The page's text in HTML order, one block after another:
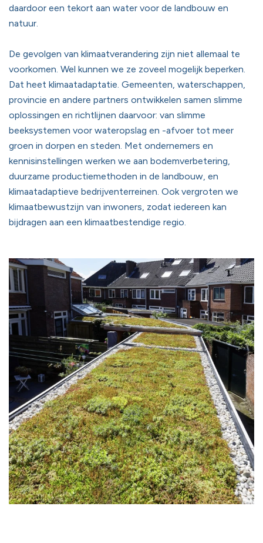
daardoor een tekort aan water voor de landbouw en
natuur.
De gevolgen van klimaatverandering zijn niet allemaal te
voorkomen. Wel kunnen we ze zoveel mogelijk beperken.
Dat heet klimaatadaptatie. Gemeenten, waterschappen,
provincie en andere partners ontwikkelen samen slimme
oplossingen en richtlijnen daarvoor: van slimme
beeksystemen voor wateropslag en -afvoer tot meer
groen in dorpen en steden. Met ondernemers en
kennisinstellingen werken we aan bodemverbetering,
duurzame productiemethoden in de landbouw, en
klimaatadaptieve bedrijventerreinen. Ook vergroten we
klimaatbewustzijn van inwoners, zodat iedereen kan
bijdragen aan een klimaatbestendige regio.